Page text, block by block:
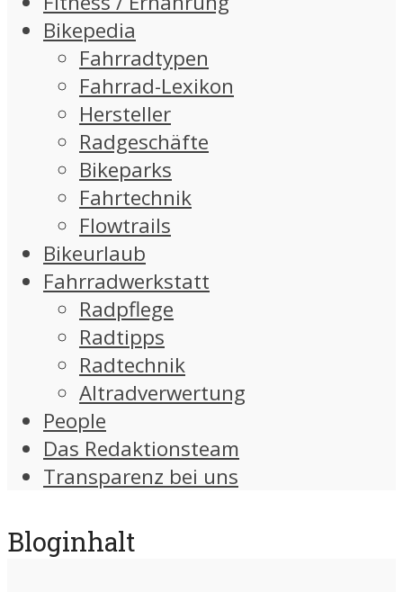
Bikepedia
Fahrradtypen
Fahrrad-Lexikon
Hersteller
Radgeschäfte
Bikeparks
Fahrtechnik
Flowtrails
Bikeurlaub
Fahrradwerkstatt
Radpflege
Radtipps
Radtechnik
Altradverwertung
People
Das Redaktionsteam
Transparenz bei uns
Bloginhalt